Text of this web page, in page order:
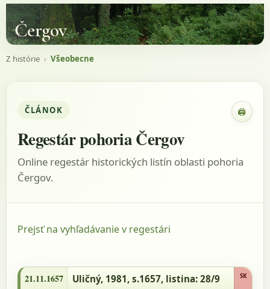
Čergov
Z histórie › Všeobecne
ČLÁNOK 🖨
Regestár pohoria Čergov
Online regestár historických listín oblasti pohoria
Čergov.
Prejsť na vyhľadávanie v regestári
28/9
21.11.1657 Uličný, 1981, s.1657, listina: 28/9 SK